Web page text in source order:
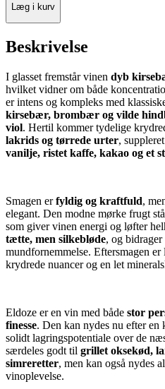
Læg i kurv
Beskrivelse
I glasset fremstår vinen dyb
hvilket vidner om både
er intens og kompleks med
kirsebær, brombær og vilde
viol. Hertil kommer tydelige
lakrids og tørrede urter,
vanilje, ristet kaffe, kakao og et
Smagen erfyldig og kraftfuld,
elegant. Den modne mørke frugt
som giver vinen energi og løfter
tætte, men silkebløde, og
mundfornemmelse. Eftersmagen
krydrede nuancer og en let
Eldoze er en vin med både stor
finesse. Den kan nydes nu efter en
solidt lagringspotentiale over de
særdeles godt til grillet oksekød,
simreretter, men kan også nydes
vinoplevelse.